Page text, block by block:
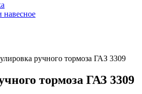
навесное
ручного тормоза ГАЗ 3309
тормоза ГАЗ 3309